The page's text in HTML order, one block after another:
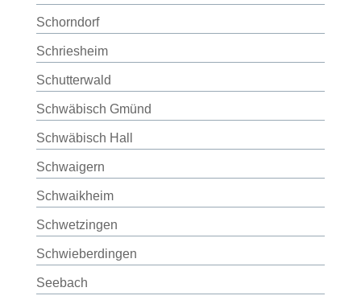
Schorndorf
Schriesheim
Schutterwald
Schwäbisch Gmünd
Schwäbisch Hall
Schwaigern
Schwaikheim
Schwetzingen
Schwieberdingen
Seebach